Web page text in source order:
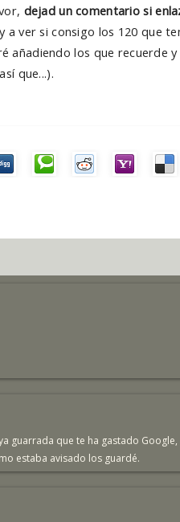
dejad un comentario si
a ver si consigo los 120 que
añadiendo los que recuerde
que...).
guarrada que te ha gastado Google,
estaba avisado los guardé.